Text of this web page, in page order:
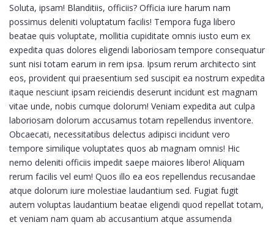
Soluta, ipsam! Blanditiis, officiis? Officia iure harum nam
possimus deleniti voluptatum facilis! Tempora fuga libero
beatae quis voluptate, mollitia cupiditate omnis iusto eum ex
expedita quas dolores eligendi laboriosam tempore consequatur
sunt nisi totam earum in rem ipsa. Ipsum rerum architecto sint
eos, provident qui praesentium sed suscipit ea nostrum expedita
itaque nesciunt ipsam reiciendis deserunt incidunt est magnam
vitae unde, nobis cumque dolorum! Veniam expedita aut culpa
laboriosam dolorum accusamus totam repellendus inventore.
Obcaecati, necessitatibus delectus adipisci incidunt vero
tempore similique voluptates quos ab magnam omnis! Hic
nemo deleniti officiis impedit saepe maiores libero! Aliquam
rerum facilis vel eum! Quos illo ea eos repellendus recusandae
atque dolorum iure molestiae laudantium sed. Fugiat fugit
autem voluptas laudantium beatae eligendi quod repellat totam,
et veniam nam quam ab accusantium atque assumenda